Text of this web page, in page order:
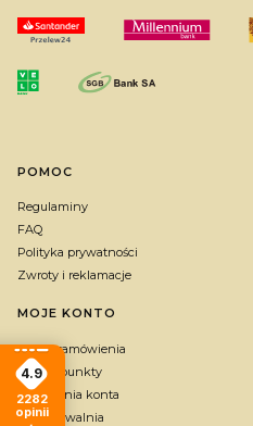
Linki w stopce
POMOC
Regulaminy
FAQ
Polityka prywatności
Zwroty i reklamacje
MOJE KONTO
Twoje zamówienia
Zbieraj punkty
Ustawienia konta
Przechowalnia
4.9
2282
opinii